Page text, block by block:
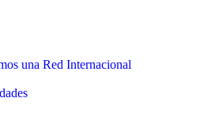
una Red Internacional